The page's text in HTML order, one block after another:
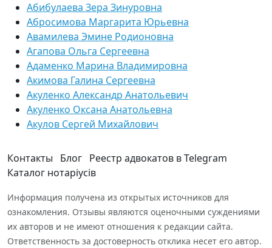
Абибулаева Зера Зинуровна
Абросимова Маргарита Юрьевна
Авамилева Эмине Родионовна
Агапова Ольга Сергеевна
Адаменко Марина Владимировна
Акимова Галина Сергеевна
Акуленко Александр Анатольевич
Акуленко Оксана Анатольевна
Акулов Сергей Михайлович
Контакты Блог Реестр адвокатов в Telegram
Каталог нотаріусів
Информация получена из открытых источников для
ознакомления. Отзывы являются оценочными суждениями
их авторов и не имеют отношения к редакции сайта.
Ответственность за достоверность отклика несет его автор.